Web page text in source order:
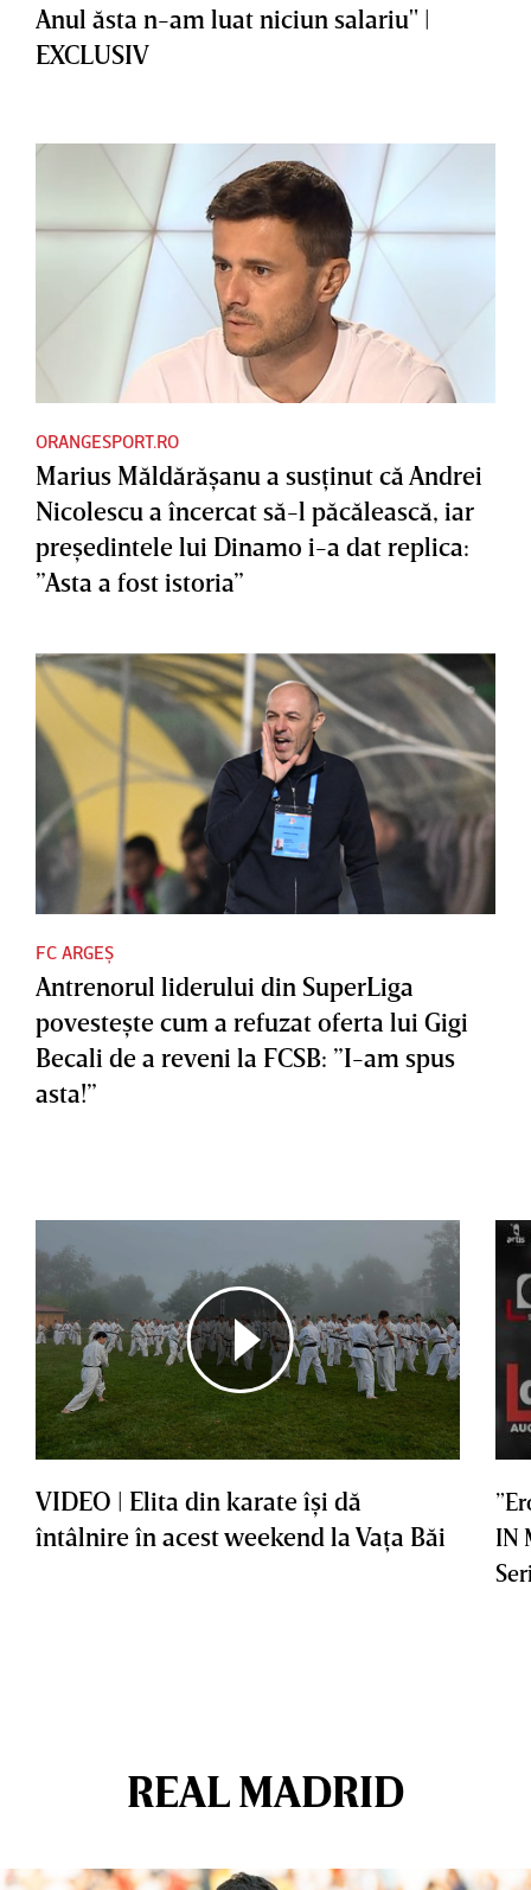
Anul ăsta n-am luat niciun salariu" |
EXCLUSIV
ORANGESPORT.RO
Marius Măldărăşanu a susţinut că Andrei
Nicolescu a încercat să-l păcălească, iar
preşedintele lui Dinamo i-a dat replica:
”Asta a fost istoria”
FC ARGEȘ
Antrenorul liderului din SuperLiga
povesteşte cum a refuzat oferta lui Gigi
Becali de a reveni la FCSB: ”I-am spus
asta!”
VIDEO | Elita din karate îşi dă
întâlnire în acest weekend la Vaţa Băi
IN
REAL MADRID